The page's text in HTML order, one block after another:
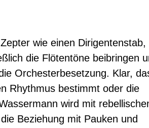
wie einen Dirigentenstab,
die Flötentöne beibringen
Orchesterbesetzung. Klar,
Rhythmus bestimmt oder die
wird mit
Beziehung mit Pauken und